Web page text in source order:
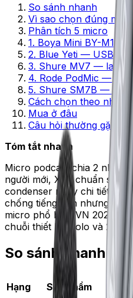
So sánh nhanh
Vì sao chọn đúng
Phân tích 5 micro
1. Boya Mini BY-M1 —
2. Blue Yeti — USB
3. Shure MV7 — lai
4. Rode PodMic —
5. Shure SM7B —
Cách chọn theo nhu
Mua ở đâu
Câu hỏi thường gặp
Tóm tắt nhanh
Micro podcast chia 2
người mới, XLR chuẩn
condenser nhạy chi tiết
chống tiếng nền nhưng
micro phổ biến VN 2026,
chuỗi thiết lập solo và 2
So sánh nhanh
Hạng Sản phẩm